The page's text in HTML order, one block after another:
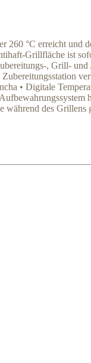
°C erreicht und
Grillfläche ist
, Grill-
• Digitale
des Grillens